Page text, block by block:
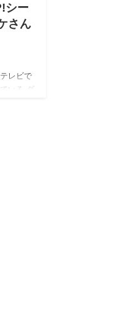
シー
さん
レビで
いる ダ